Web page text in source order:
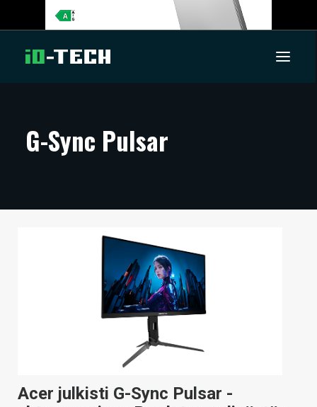
ARTIKKELIT
TECHBBS
HAKU
G-Sync Pulsar
Acer julkisti G-Sync Pulsar -